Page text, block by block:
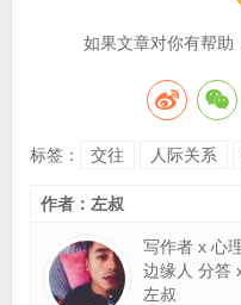
如果文章对你有帮助
标签： 交往 人际关系
作者：左叔
写作者 x 心
边缘人 分答
左叔